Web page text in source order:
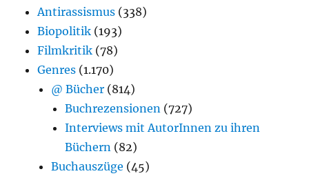
Antirassismus (338)
Biopolitik (193)
Filmkritik (78)
Genres (1.170)
@ Bücher (814)
Buchrezensionen (727)
Interviews mit AutorInnen zu ihren
Büchern (82)
Buchauszüge (45)